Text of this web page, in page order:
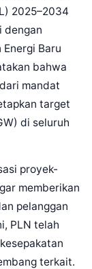
2025–2034
dengan
Baru
bahwa
mandat
target
di seluruh
proyek-
memberikan
pelanggan
PLN telah
terkait.